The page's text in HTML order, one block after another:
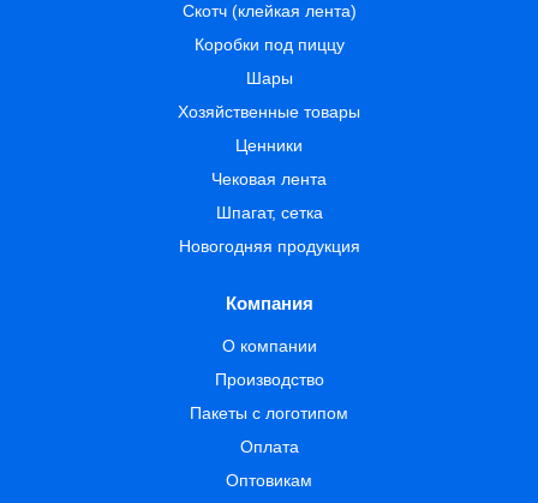
Скотч (клейкая лента)
Коробки под пиццу
Шары
Хозяйственные товары
Ценники
Чековая лента
Шпагат, сетка
Новогодняя продукция
Компания
О компании
Производство
Пакеты с логотипом
Оплата
Оптовикам